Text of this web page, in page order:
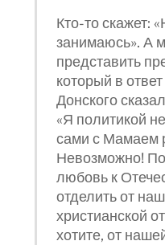
Кто-то скажет:
занимаюсь». А
представить
который в
Донского
«Я политикой
сами с Мамаем
Невозможно!
любовь к
отделить от
христианской
хотите, от